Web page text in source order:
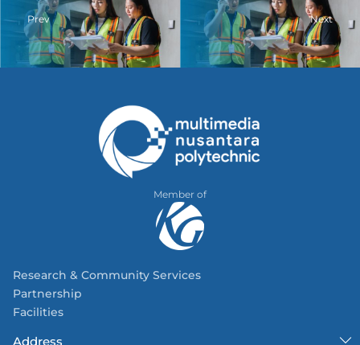
Prev Next
Member of
Research & Community Services
Partnership
Facilities
Address